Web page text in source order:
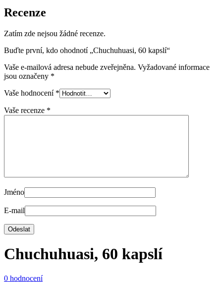
Recenze
Zatím zde nejsou žádné recenze.
Buďte první, kdo ohodnotí „Chuchuhuasi, 60 kapslí“
Vaše e-mailová adresa nebude zveřejněna. Vyžadované informace
jsou označeny *
Vaše hodnocení *
Vaše recenze *
Jméno
E-mail
Chuchuhuasi, 60 kapslí
0 hodnocení